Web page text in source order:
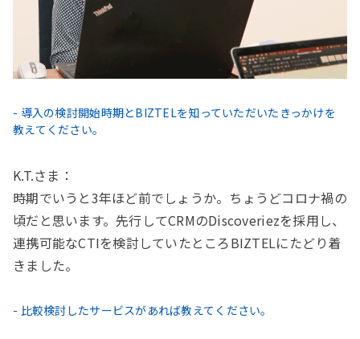
- 導入の検討開始時期とBIZTELを知っていただいたきっかけを
教えてください。
K.T.さま：
時期でいうと3年ほど前でしょうか。ちょうどコロナ禍の
頃だと思います。先行してCRMのDiscoveriezを採用し、
連携可能なCTIを検討していたところBIZTELにたどり着
きました。
- 比較検討したサービスがあれば教えてください。